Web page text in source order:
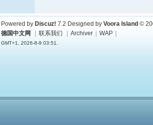
Powered by Discuz! 7.2 Designed by Voora Island ©
德国中文网
联系我们 Archiver WAP
GMT+1, 2026-8-9 03:51.